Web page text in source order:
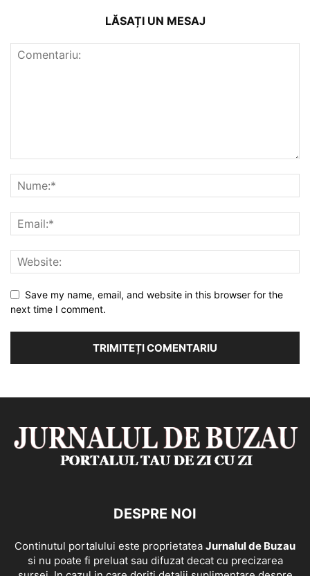
LĂSAȚI UN MESAJ
Save my name, email, and website in this browser for the
next time I comment.
DESPRE NOI
Continutul portalului este proprietatea Jurnalul de Buzau
si nu poate fi preluat sau difuzat decat cu precizarea